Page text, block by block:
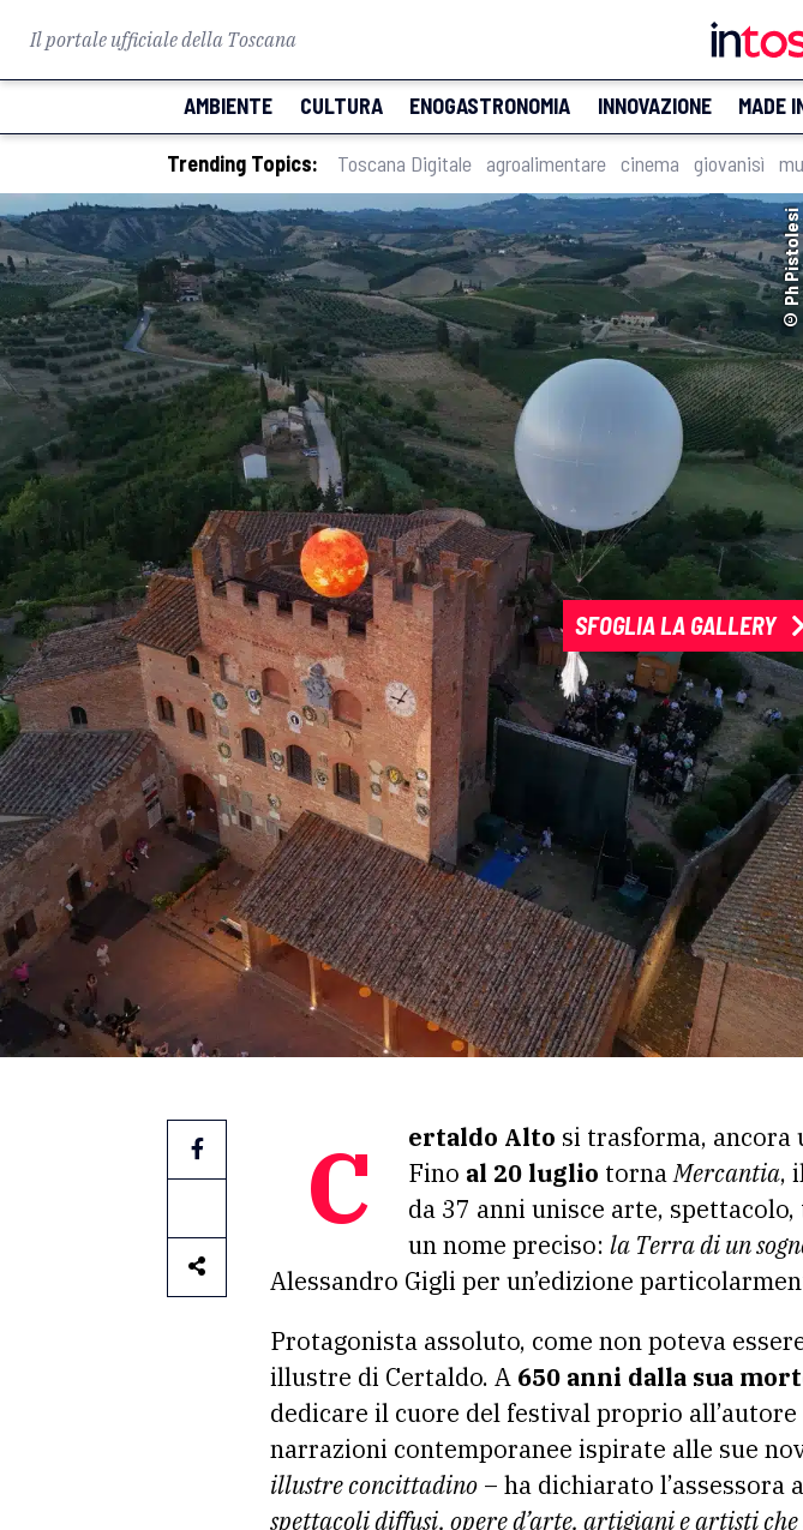
Il portale ufficiale della Toscana
AMBIENTE CULTURA ENOGASTRONOMIA INNOVAZIONE MADE
Trending Topics: Toscana Digitale agroalimentare cinema giovanisì
SFOGLIA LA GALLERY
© Ph Pistolesi
Certaldo Alto si trasforma, ancora
Fino al 20 luglio tornaMercantia,
da 37 anni unisce arte,
un nome preciso: la Terra di un
Alessandro Gigli per un’edizione
Protagonista assoluto, come non poteva
illustre di Certaldo. A 650 anni dalla sua
dedicare il cuore del festival proprio
narrazioni contemporanee ispirate alle sue
illustre concittadino – ha dichiarato l’assessora
spettacoli diffusi, opere d’arte, artigiani e artisti